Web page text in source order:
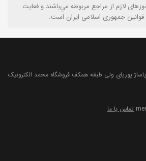
لازم از مراجع مربوطه مي‌باشند و فعایت
قوانين جمهوری اسلامی ايران است.
پوریای ولی طبقه همکف فروشگاه محمد الکترونیک
تماس با ما